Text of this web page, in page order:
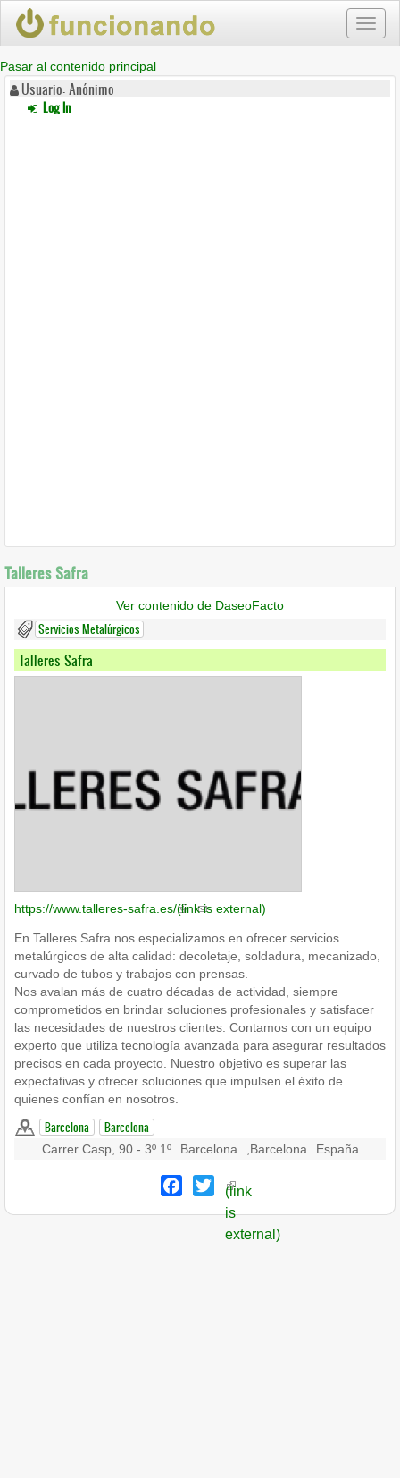
Pasar al contenido principal
Usuario: Anónimo
Log In
Talleres Safra
Ver contenido de DaseoFacto
Servicios Metalúrgicos
Talleres Safra
https://www.talleres-safra.es/(link is external)
En Talleres Safra nos especializamos en ofrecer servicios
metalúrgicos de alta calidad: decoletaje, soldadura, mecanizado,
curvado de tubos y trabajos con prensas.
Nos avalan más de cuatro décadas de actividad, siempre
comprometidos en brindar soluciones profesionales y satisfacer
las necesidades de nuestros clientes. Contamos con un equipo
experto que utiliza tecnología avanzada para asegurar resultados
precisos en cada proyecto. Nuestro objetivo es superar las
expectativas y ofrecer soluciones que impulsen el éxito de
quienes confían en nosotros.
Barcelona Barcelona
Carrer Casp, 90 - 3º 1º Barcelona Barcelona España
Facebook
Twitter
(link
is
external)